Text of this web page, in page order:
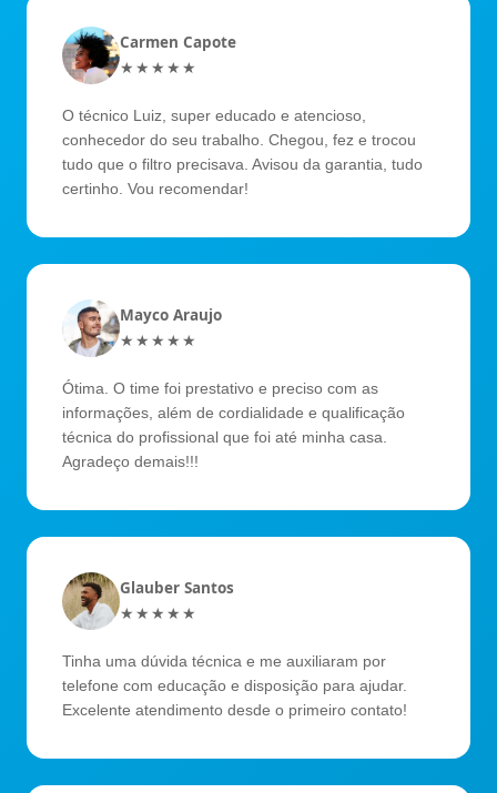
Carmen Capote
★★★★★
O técnico Luiz, super educado e atencioso,
conhecedor do seu trabalho. Chegou, fez e trocou
tudo que o filtro precisava. Avisou da garantia, tudo
certinho. Vou recomendar!
Mayco Araujo
★★★★★
Ótima. O time foi prestativo e preciso com as
informações, além de cordialidade e qualificação
técnica do profissional que foi até minha casa.
Agradeço demais!!!
Glauber Santos
★★★★★
Tinha uma dúvida técnica e me auxiliaram por
telefone com educação e disposição para ajudar.
Excelente atendimento desde o primeiro contato!